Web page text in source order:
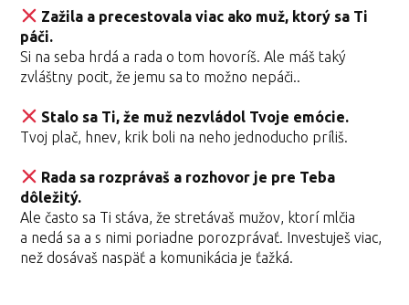
Zažila a precestovala viac ako muž, ktorý sa Ti
páči.
Si na seba hrdá a rada o tom hovoríš. Ale máš taký
zvláštny pocit, že jemu sa to možno nepáči..
Stalo sa Ti, že muž nezvládol Tvoje emócie.
Tvoj plač, hnev, krik boli na neho jednoducho príliš.
Rada sa rozprávaš a rozhovor je pre Teba
dôležitý.
Ale často sa Ti stáva, že stretávaš mužov, ktorí mlčia
a nedá sa a s nimi poriadne porozprávať. Investuješ viac,
než dosávaš naspäť a komunikácia je ťažká.